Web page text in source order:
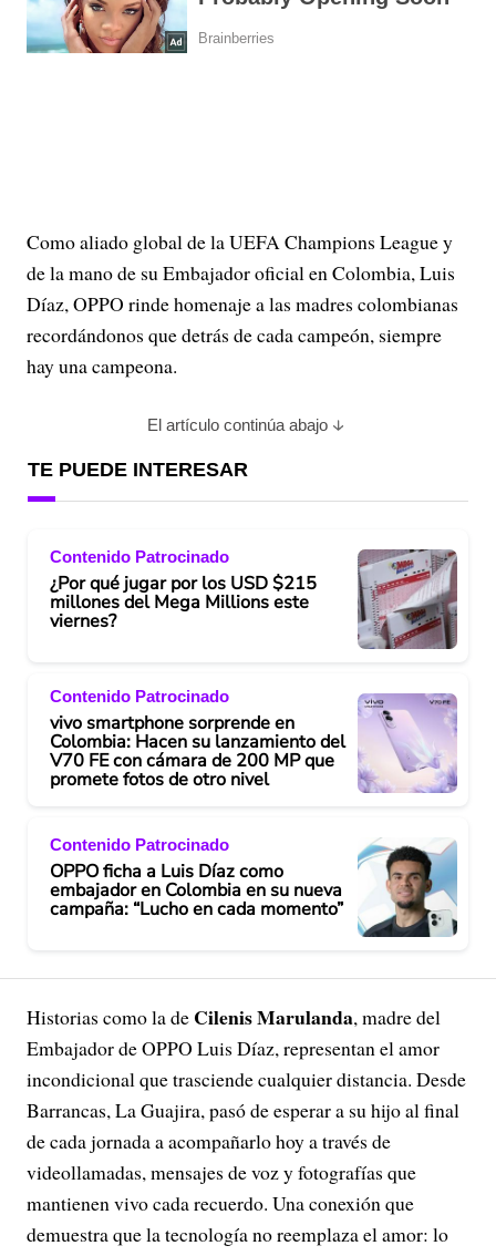
Como aliado global de la UEFA Champions League y
de la mano de su Embajador oficial en Colombia, Luis
Díaz, OPPO rinde homenaje a las madres colombianas
recordándonos que detrás de cada campeón, siempre
hay una campeona.
El artículo continúa abajo
TE PUEDE INTERESAR
Contenido Patrocinado
¿Por qué jugar por los USD $215
millones del Mega Millions este
viernes?
Contenido Patrocinado
vivo smartphone sorprende en
Colombia: Hacen su lanzamiento del
V70 FE con cámara de 200 MP que
promete fotos de otro nivel
Contenido Patrocinado
OPPO ficha a Luis Díaz como
embajador en Colombia en su nueva
campaña: “Lucho en cada momento”
Historias como la de Cilenis Marulanda, madre del
Embajador de OPPO Luis Díaz, representan el amor
incondicional que trasciende cualquier distancia. Desde
Barrancas, La Guajira, pasó de esperar a su hijo al final
de cada jornada a acompañarlo hoy a través de
videollamadas, mensajes de voz y fotografías que
mantienen vivo cada recuerdo. Una conexión que
demuestra que la tecnología no reemplaza el amor: lo